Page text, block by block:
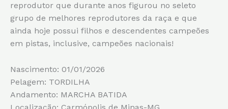
reprodutor que durante anos figurou no seleto
grupo de melhores reprodutores da raça e que
ainda hoje possui filhos e descendentes campeões
em pistas, inclusive, campeões nacionais!
Nascimento: 01/01/2026
Pelagem: TORDILHA
Andamento: MARCHA BATIDA
Localização: Carmópolis de Minas-MG